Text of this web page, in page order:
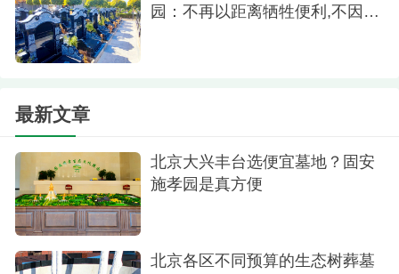
树葬
如果愿意将范围扩大到北京周边，中华永久陵
参考价15,000元左右、廊坊清颐园参考价6,800元
起，这些陵园同样属于正规合法经营单位，是预算
有限且不介意距离的家庭可以考虑的范围。
在最终确定前，建议通过电话或实地走访确认
最新报价，因为墓位位置、材质和管理费浮动都可
园：不再以距离牺牲便利,不因预
最新文章
北京大兴丰台选便宜墓地？固安
施孝园是真方便
北京各区不同预算的生态树葬墓